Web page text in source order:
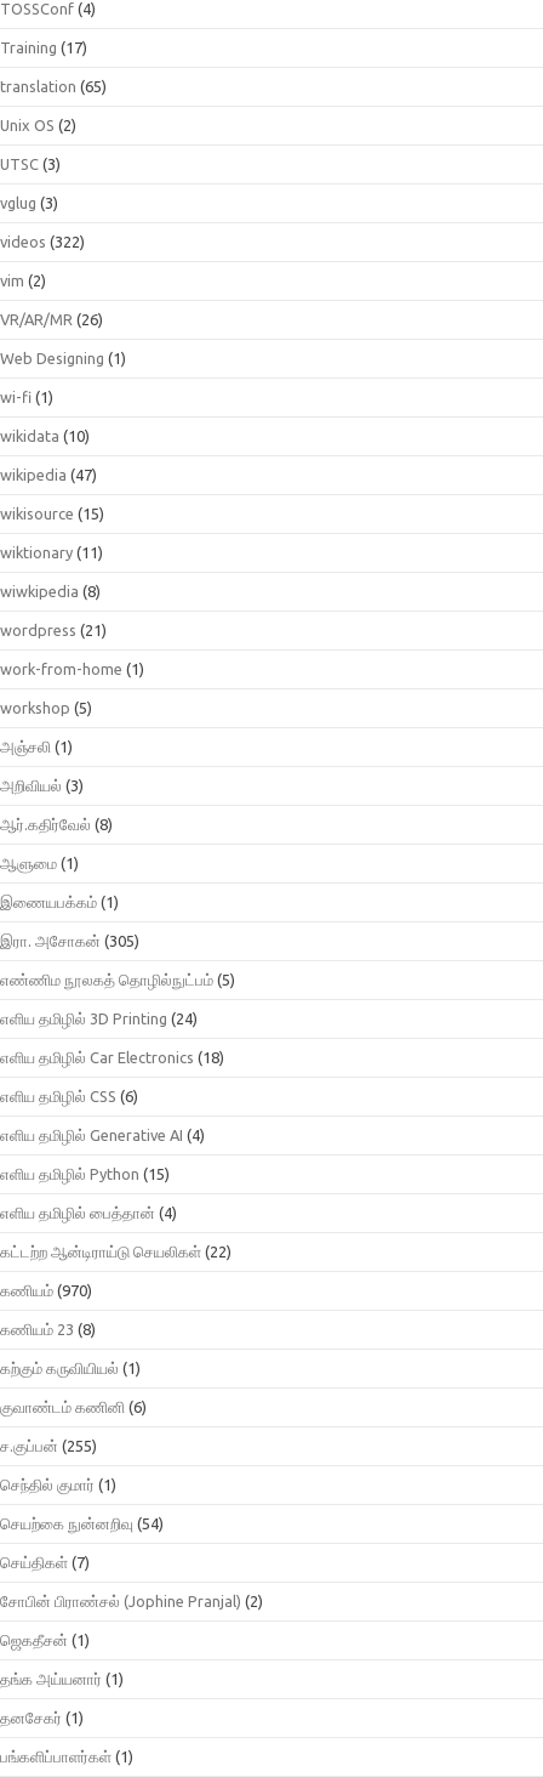
TOSSConf (4)
Training (17)
translation (65)
Unix OS (2)
UTSC (3)
vglug (3)
videos (322)
vim (2)
VR/AR/MR (26)
Web Designing (1)
wi-fi (1)
wikidata (10)
wikipedia (47)
wikisource (15)
wiktionary (11)
wiwkipedia (8)
wordpress (21)
work-from-home (1)
workshop (5)
அஞ்சலி (1)
அறிவியல் (3)
ஆர்.கதிர்வேல் (8)
ஆளுமை (1)
இணையபக்கம் (1)
இரா. அசோகன் (305)
எண்ணிம நூலகத் தொழில்நுட்பம் (5)
எளிய தமிழில் 3D Printing (24)
எளிய தமிழில் Car Electronics (18)
எளிய தமிழில் CSS (6)
எளிய தமிழில் Generative AI (4)
எளிய தமிழில் Python (15)
எளிய தமிழில் பைத்தான் (4)
கட்டற்ற ஆன்டிராய்டு செயலிகள் (22)
கணியம் (970)
கணியம் 23 (8)
கற்கும் கருவியியல் (1)
குவாண்டம் கணினி (6)
ச.குப்பன் (255)
செந்தில் குமார் (1)
செயற்கை நுன்னறிவு (54)
செய்திகள் (7)
சோபின் பிராண்சல் (Jophine Pranjal) (2)
ஜெகதீசன் (1)
தங்க அய்யனார் (1)
தனசேகர் (1)
பங்களிப்பாளர்கள் (1)